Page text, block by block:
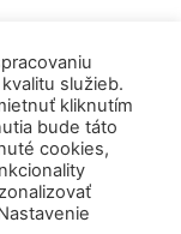
služieb.
kliknutím
bude táto
cookies,